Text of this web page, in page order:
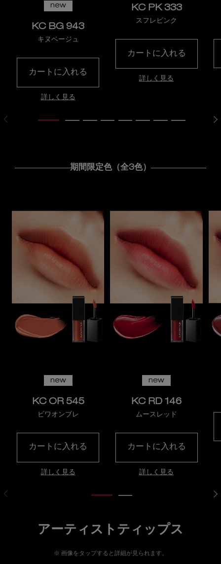
new
KC BG 943
キヌベージュ
カートに入れる
キヌルージュ クリーム
詳しく見る
KC PK 333
スフレピンク
カートに入れる
キヌルージュ
詳しく見る
期間限定色（全3色）
new
KC OR 545
ビワオンブレ
カートに入れる
キヌルージュ クリーム
詳しく見る
new
KC RD 146
ムースレッド
カートに入れる
キヌルージュ
詳しく見る
リップ製品一覧のダークCSS
コンテンツ「アーティストティップス」
アーティストティップス
画像をタップすると詳細が見られます。